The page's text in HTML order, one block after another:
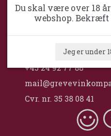
Wine
Ventrupparken 24
DK-2670 Greve
+45 24 92 77 88
Cvr. nr. 35 38 08 41
Du skal være over 18
webshop.
Jeg er under